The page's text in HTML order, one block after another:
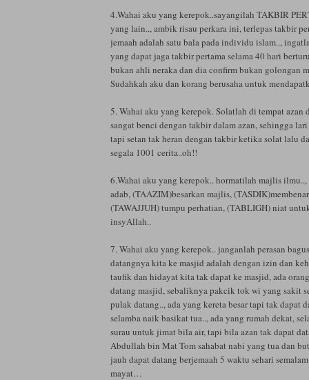
4.Wahai aku yang kerepok..sayangilah TAKBIR
yang lain.., ambik risau perkara ini, terlepas takbir
jemaah adalah satu bala pada individu islam..,
yang dapat jaga takbir pertama selama 40 hari
bukan ahli neraka dan dia confirm bukan golongan
Sudahkah aku dan korang berusaha untuk
5. Wahai aku yang kerepok. Solatlah di tempat azan
sangat benci dengan takbir dalam azan, sehingga
tapi setan tak heran dengan takbir ketika solat lalu
segala 1001 cerita..oh!!
6.Wahai aku yang kerepok.. hormatilah majlis
adab, (TAAZIM)besarkan majlis,
(TAWAJJUH) tumpu perhatian, (TABLIGH) niat
insyAllah..
7. Wahai aku yang kerepok.. janganlah perasan
datangnya kita ke masjid adalah dengan izin dan
taufik dan hidayat kita tak dapat ke masjid, ada
datang masjid, sebaliknya pakcik tok wi yang sakit
pulak datang.., ada yang kereta besar tapi tak dapat
selamba naik basikat tua.., ada yang rumah dekat,
surau untuk jimat bila air, tapi bila azan tak dapat
Abdullah bin Mat Tom sahabat nabi yang tua dan
jauh dapat datang berjemaah 5 waktu sehari
mayat…